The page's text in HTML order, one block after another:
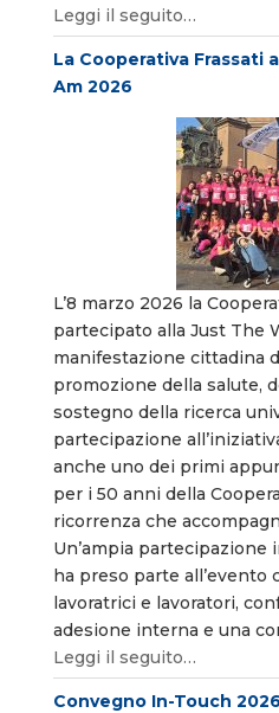
Leggi il seguito…
La Cooperativa Frassati
Am 2026
L’8 marzo 2026 la
partecipato alla Just The
manifestazione cittadina
promozione della salute,
sostegno della ricerca
partecipazione
anche uno dei primi
per i 50 anni della
ricorrenza che
Un’ampia partecipazione
ha preso parte all’evento
lavoratrici e lavoratori,
adesione interna e una
Leggi il seguito…
Convegno In-Touch 2026